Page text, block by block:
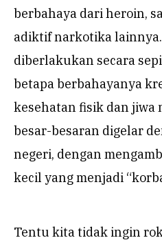
berbahaya dari heroin,
adiktif narkotika
diberlakukan secara
betapa berbahayanya
kesehatan fisik dan jiwa
besar-besaran digelar
negeri, dengan
kecil yang menjadi
Tentu kita tidak ingin